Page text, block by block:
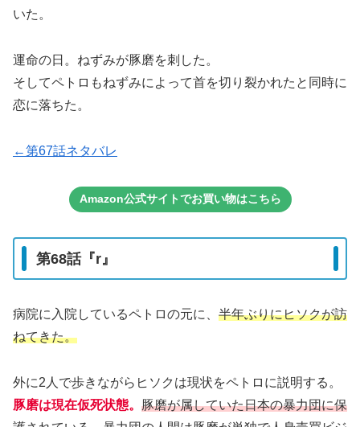
いた。
運命の日。ねずみが豚磨を刺した。
そしてペトロもねずみによって首を切り裂かれたと同時に
恋に落ちた。
←第67話ネタバレ
Amazon公式サイトでお買い物はこちら
第68話『r』
病院に入院しているペトロの元に、 半年ぶりにヒソクが訪
ねてきた。
外に2人で歩きながらヒソクは現状をペトロに説明する。
豚磨は現在仮死状態。 豚磨が属していた日本の暴力団に保